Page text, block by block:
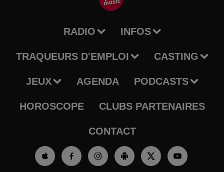
RADIO INFOS
TRAQUEURS D'EMPLOI CASTING
JEUX AGENDA PODCASTS
HOROSCOPE CLUBS PARTENAIRES
CONTACT